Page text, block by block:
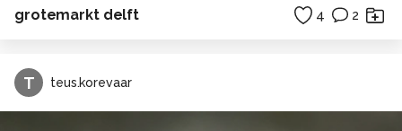
grotemarkt delft 4 2
T teus.korevaar